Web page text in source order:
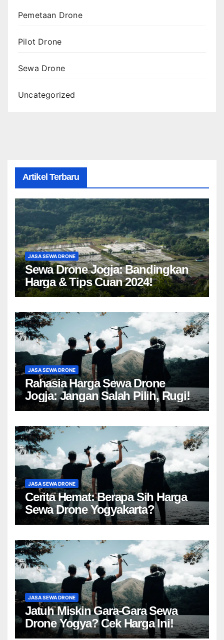
Pemetaan Drone
Pilot Drone
Sewa Drone
Uncategorized
Artikel Terbaru
JASA SEWA DRONE
Sewa Drone Jogja: Bandingkan
Harga & Tips Cuan 2024!
JASA SEWA DRONE
Rahasia Harga Sewa Drone
Jogja: Jangan Salah Pilih, Rugi!
JASA SEWA DRONE
Cerita Hemat: Berapa Sih Harga
Sewa Drone Yogyakarta?
JASA SEWA DRONE
Jatuh Miskin Gara-Gara Sewa
Drone Yogya? Cek Harga Ini!